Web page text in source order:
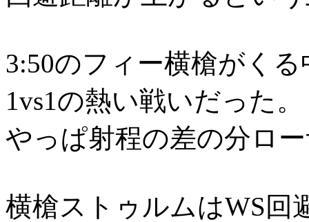
3:50のフィー横槍がく
1vs1の熱い戦いだった。
やっぱ射程の差の分ロ
横槍ストゥルムはWS回